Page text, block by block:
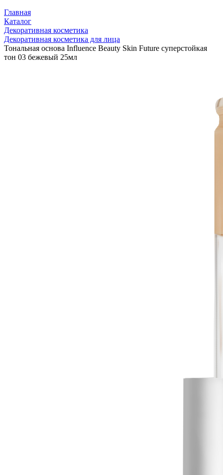
Главная
Каталог
Декоративная косметика
Декоративная косметика для лица
Тональная основа Influence Beauty Skin Future суперстойкая
тон 03 бежевый 25мл